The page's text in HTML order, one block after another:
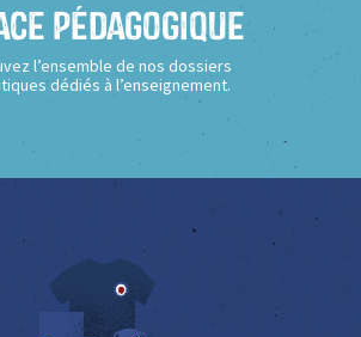
Pédagogique
l’ensemble de nos dossiers
dédiés à l’enseignement.